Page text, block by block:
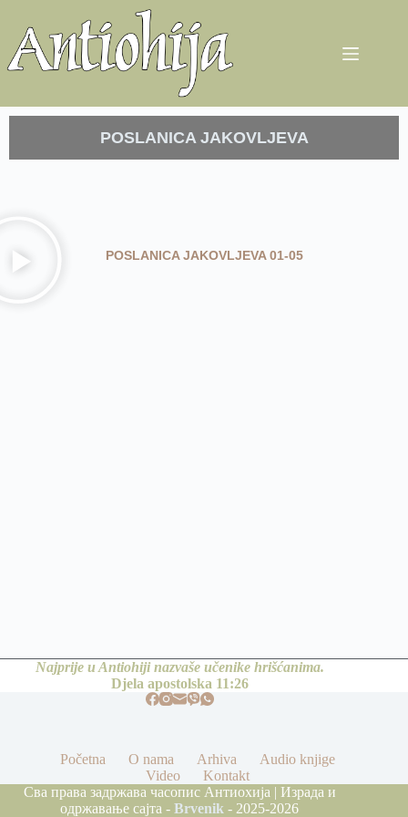
POSLANICA JAKOVLJEVA
POSLANICA JAKOVLJEVA 01-05
Najprije u Antiohiji nazvaše učenike hrišćanima.
Djela apostolska 11:26
Početna O nama Arhiva
Audio knjige
Video
Kontakt
Сва права задржава часопис Антиохија | Израда и
одржавање сајта -Brvenik- 2025-2026